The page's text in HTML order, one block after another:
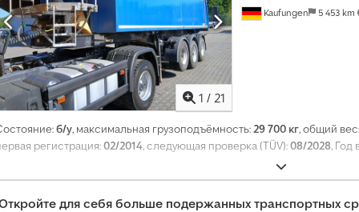
т
л
ь
о
е
1 / 21
Kaufungen 5 453 km
б/у, максимальная грузоподъёмность:29 700 кг, общий вес:
регистрация:02/2014, следующая проверка (TÜV):08/2028, Год
для себя больше подержанных транспортных